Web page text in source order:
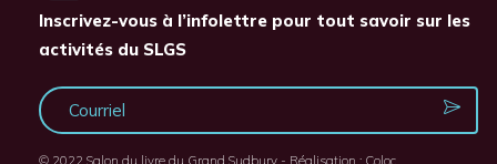
Inscrivez-vous à l’infolettre pour tout savoir sur les
activités du SLGS
© 2022 Salon du livre du Grand Sudbury - Réalisation : Coloc